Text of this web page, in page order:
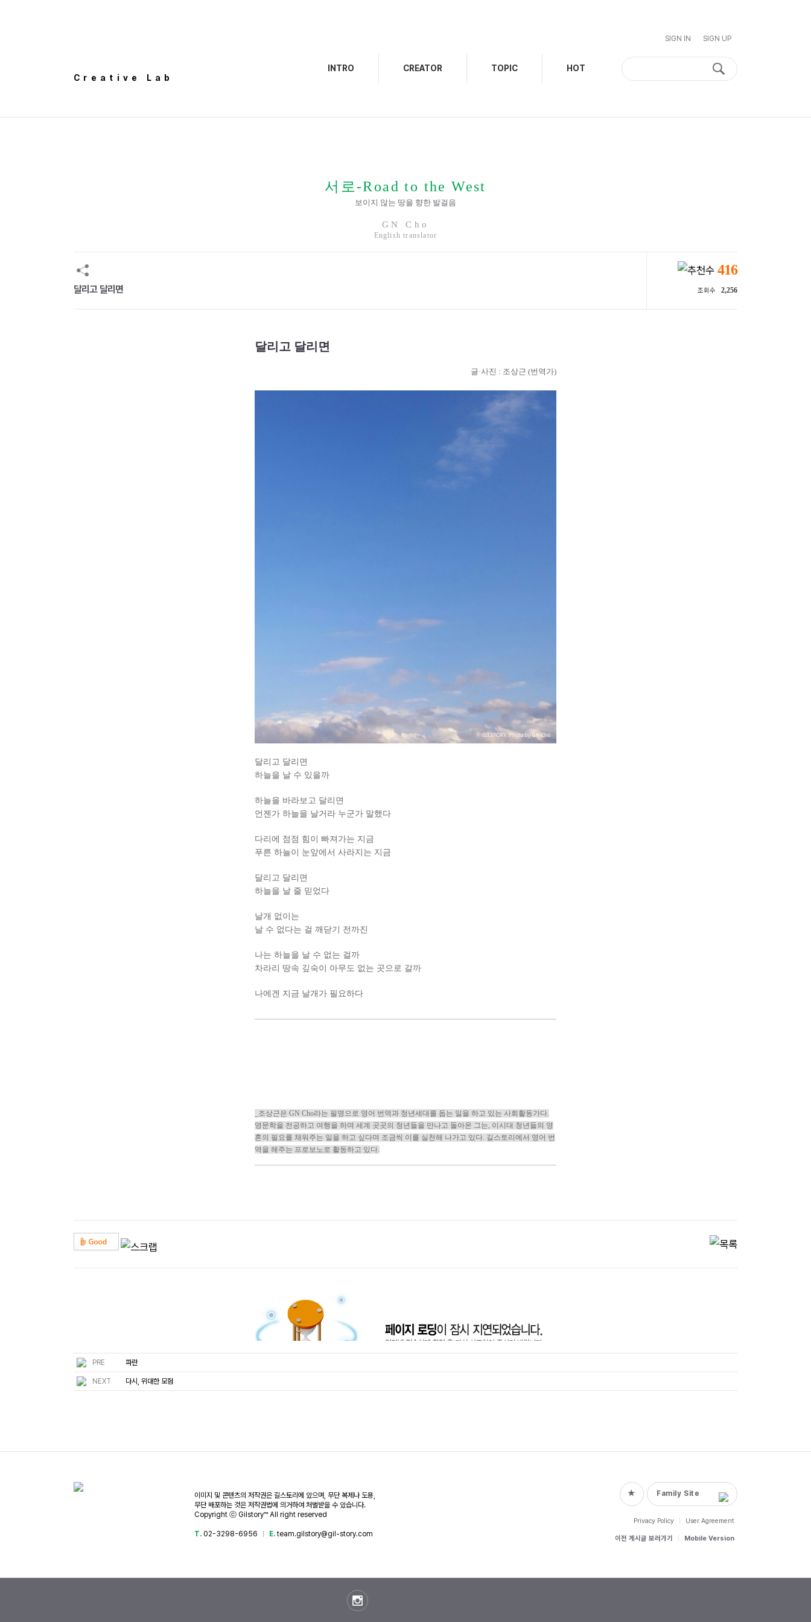
SIGN IN SIGN UP
Creative Lab
INTRO CREATOR TOPIC HOT
서로-Road to the West
보이지 않는 땅을 향한 발걸음
GN Cho
English translator
달리고 달리면
416
조회수 2,256
달리고 달리면
글·사진 : 조상근 (번역가)
달리고 달리면
하늘을 날 수 있을까
하늘을 바라보고 달리면
언젠가 하늘을 날거라 누군가 말했다
다리에 점점 힘이 빠져가는 지금
푸른 하늘이 눈앞에서 사라지는 지금
달리고 달리면
하늘을 날 줄 믿었다
날개 없이는
날 수 없다는 걸 깨닫기 전까진
나는 하늘을 날 수 없는 걸까
차라리 땅속 깊숙이 아무도 없는 곳으로 갈까
나에겐 지금 날개가 필요하다
_조상근은 GN Cho라는 필명으로 영어 번역과 청년세대를 돕는 일을 하고 있는 사회활동가다.
영문학을 전공하고 여행을 하며 세계 곳곳의 청년들을 만나고 돌아온 그는, 이시대 청년들의 영
혼의 필요를 채워주는 일을 하고 싶다며 조금씩 이를 실천해 나가고 있다. 길스토리에서 영어 번
역을 해주는 프로보노로 활동하고 있다.
PRE 파란
NEXT 다시, 위대한 모험
이미지 및 콘텐츠의 저작권은 길스토리에 있으며, 무단 복제나 도용,
무단 배포하는 것은 저작권법에 의거하여 처벌받을 수 있습니다.
Copyright ⓒ Gilstory™ All right reserved
T. 02-3298-6956 E. team.gilstory@gil-story.com
Family Site
★
Privacy Policy User Agreement
이전 게시글 보러가기 Mobile Version